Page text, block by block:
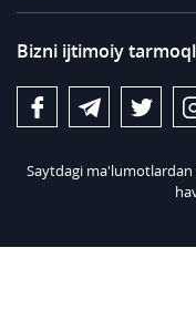
Bizni ijtimoiy
Saytdagi